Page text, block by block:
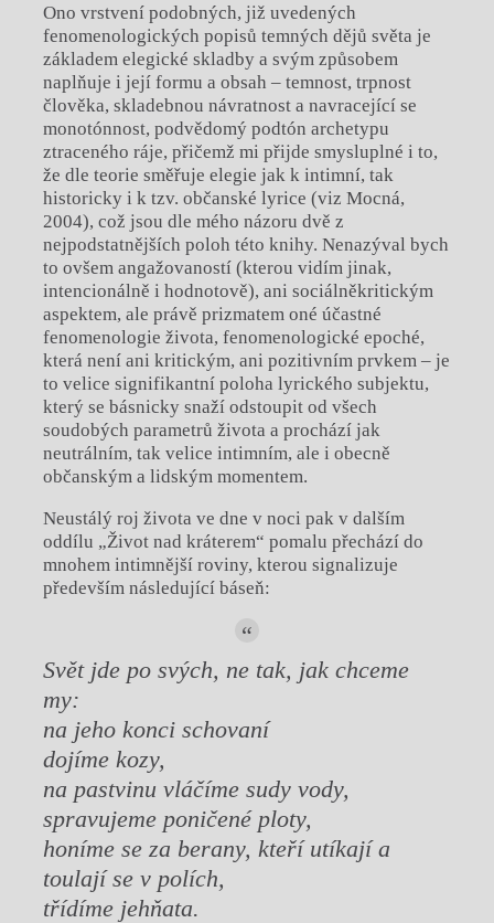
Ono vrstvení podobných, již uvedených
fenomenologických popisů temných dějů světa je
základem elegické skladby a svým způsobem
naplňuje i její formu a obsah – temnost, trpnost
člověka, skladebnou návratnost a navracející se
monotónnost, podvědomý podtón archetypu
ztraceného ráje, přičemž mi přijde smysluplné i to,
že dle teorie směřuje elegie jak k intimní, tak
historicky i k tzv. občanské lyrice (viz Mocná,
2004), což jsou dle mého názoru dvě z
nejpodstatnějších poloh této knihy. Nenazýval bych
to ovšem angažovaností (kterou vidím jinak,
intencionálně i hodnotově), ani sociálněkritickým
aspektem, ale právě prizmatem oné účastné
fenomenologie života, fenomenologické epoché,
která není ani kritickým, ani pozitivním prvkem – je
to velice signifikantní poloha lyrického subjektu,
který se básnicky snaží odstoupit od všech
soudobých parametrů života a prochází jak
neutrálním, tak velice intimním, ale i obecně
občanským a lidským momentem.
Neustálý roj života ve dne v noci pak v dalším
oddílu „Život nad kráterem“ pomalu přechází do
mnohem intimnější roviny, kterou signalizuje
především následující báseň:
Svět jde po svých, ne tak, jak chceme
my:
na jeho konci schovaní
dojíme kozy,
na pastvinu vláčíme sudy vody,
spravujeme poničené ploty,
honíme se za berany, kteří utíkají a
toulají se v polích,
třídíme jehňata.